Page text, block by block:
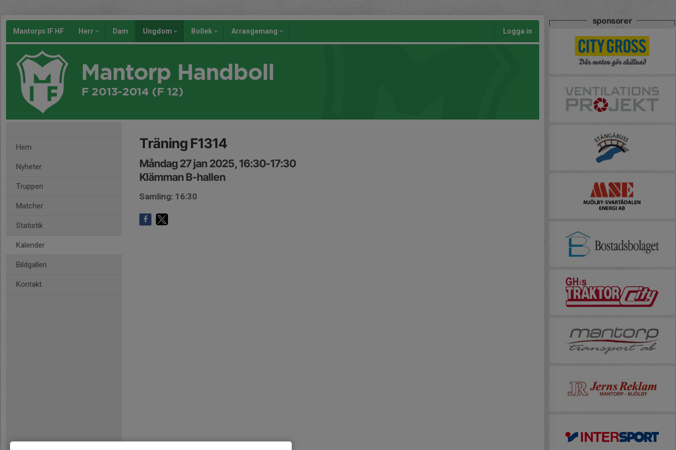
Mantorps IF HF Herr Dam Ungdom Bollek Arrangemang Logga in
Mantorp Handboll
F 2013-2014 (F 12)
Hem
Nyheter
Truppen
Matcher
Statistik
Kalender
Bildgalleri
Kontakt
Träning F1314
Måndag 27 jan 2025, 16:30-17:30
Klämman B-hallen
Samling: 16:30
sponsorer